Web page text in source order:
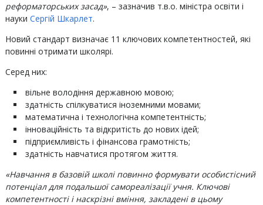
реформаторських засад», – зазначив т.в.о. міністра освіти і
науки Сергій Шкарлет.
Новий стандарт визначає 11 ключових компетентностей, які
повинні отримати школярі.
Серед них:
вільне володіння державною мовою;
здатність спілкуватися іноземними мовами;
математична і технологічна компетентність;
інноваційність та відкритість до нових ідей;
підприємливість і фінансова грамотність;
здатність навчатися протягом життя.
«Навчання в базовій школі повинно формувати особистісний
потенціал для подальшої самореалізації учня. Ключові
компетентності і наскрізні вміння, закладені в цьому